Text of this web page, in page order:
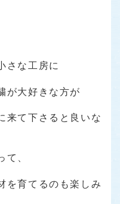
さな工房に
が大好きな方が
来て下さると良いな
て、
を育てるのも楽しみ